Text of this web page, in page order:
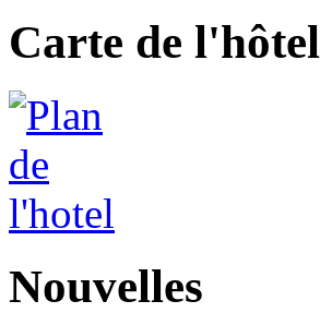
Carte de l'hôtel
Nouvelles